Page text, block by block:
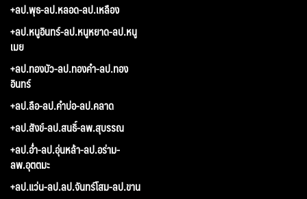
+ลป.พุธ-ลป.หลอด-ลป.เหลือง
+ลป.หนูอินทร์-ลป.หนูหยาด-ลป.หนู
เมย
+ลป.ทองบัว-ลป.ทองคำ-ลป.ทอง
อินทร์
+ลป.ลือ-ลป.คำบ่อ-ลป.คลาด
+ลป.สังข์-ลป.สนธิ์-ลพ.สุบรรณ
+ลป.อ่ำ-ลป.อุ่นหล้า-ลป.อร่าม-
ลพ.อุตตมะ
+ลป.แว่น-ลป.ลป.จันทร์โสม-ลป.ขาน